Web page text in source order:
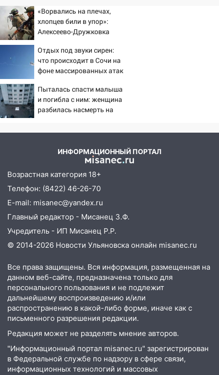
05:00
Кому 6 августа звезды сулят
прибыль, а кому — испытания на
прочность
22:58
Соцсети: на проспекте Тюленева
ДТП с мотоциклистом
20:22
Мошенники обманули 92-летнюю
жительницу Ульяновской области
19:14
Житель Ульяновской области
Прогноз погоды на 6 августа в
Ульяновской области
18:00
Мотофристайл, рок и силовой
экстрим: в Ульяновске пройдет
большой фестиваль «Наше время»
17:30
Где есть бензин в Ульяновске 5
августа после рабочего дня: список АЗС
Ульяновске задержали 19-летнюю
сообщницу мошенников
16:12 Едва не перерезал горло: в
Вешкайме посиделки с судимым
знакомым закончились для женщины
больницей
перевернулась на мопеде и попала в
больницу
«Ворвались на плечах,
хлопцев били в упор»:
Алексеево-Дружковка
«птах Мадьяра»
Отдых под звуки сирен:
что происходит в Сочи на
фоне массированных атак
Пыталась спасти малыша
и погибла с ним: женщина
разбилась насмерть на
ИНФОРМАЦИОННЫЙ ПОРТАЛ
Возрастная категория 18+
Телефон: (8422) 46-26-70
E-mail: misanec@yandex.ru
Главный редактор - Мисанец З.Ф.
Учредитель - ИП Мисанец Р.Р.
© 2014-2026 Новости Ульяновска онлайн misanec.ru
Все права защищены. Вся информация, размещенная на
данном веб-сайте, предназначена только для
персонального пользования и не подлежит
дальнейшему воспроизведению и/или
распространению в какой-либо форме, иначе как с
письменного разрешения редакции.
Редакция может не разделять мнение авторов.
"Информационный портал misanec.ru" зарегистрирован
в Федеральной службе по надзору в сфере связи,
информационных технологий и массовых